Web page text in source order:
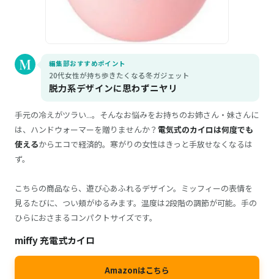
編集部おすすめポイント
20代女性が持ち歩きたくなる冬ガジェット
脱力系デザインに思わずニヤリ
手元の冷えがツラい...。そんなお悩みをお持ちのお姉さん・妹さんに
は、ハンドウォーマーを贈りませんか？ 電気式のカイロは何度でも
使えるからエコで経済的。寒がりの女性はきっと手放せなくなるは
ず。
こちらの商品なら、遊び心あふれるデザイン。ミッフィーの表情を
見るたびに、つい頬がゆるみます。温度は2段階の調節が可能。手の
ひらにおさまるコンパクトサイズです。
miffy 充電式カイロ
Amazonはこちら